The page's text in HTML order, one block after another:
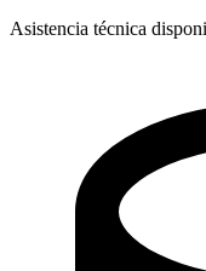
Asistencia técnica